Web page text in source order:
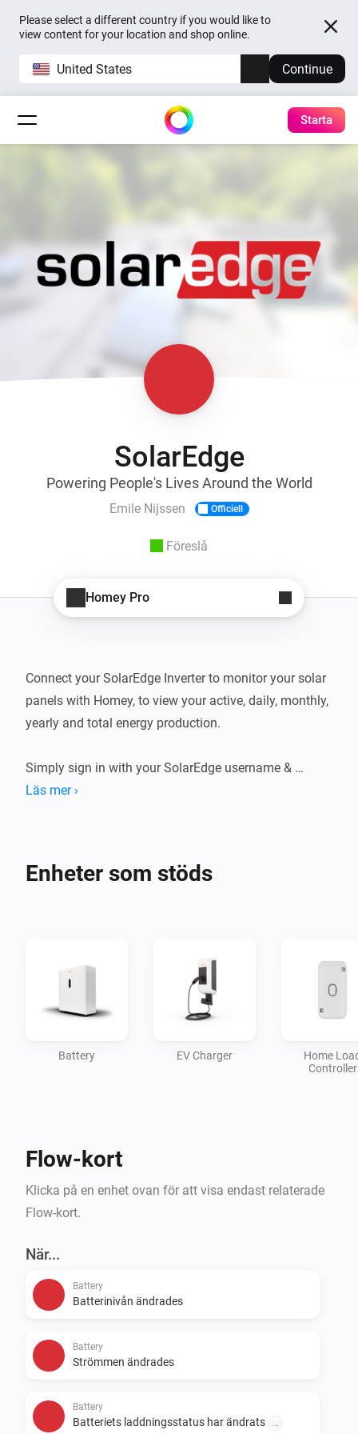
Please select a different country if you would like to
view content for your location and shop online.
United States Continue
Starta
SolarEdge
Powering People's Lives Around the World
Emile Nijssen Officiell
Föreslå
Homey Pro
Connect your SolarEdge Inverter to monitor your solar
panels with Homey, to view your active, daily, monthly,
yearly and total energy production.
Simply sign in with your SolarEdge username &
password to get started.
Läs mer ›
Enheter som stöds
Battery EV Charger
Home
Controller
Flow-kort
Klicka på en enhet ovan för att visa endast relaterade
Flow-kort.
När...
Battery
Batterinivån ändrades
Battery
Strömmen ändrades
Battery
Batteriets laddningsstatus har ändrats